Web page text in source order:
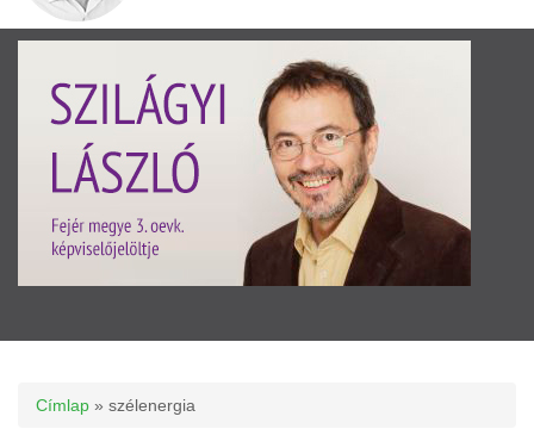
Jelenlegi hely
Címlap » szélenergia